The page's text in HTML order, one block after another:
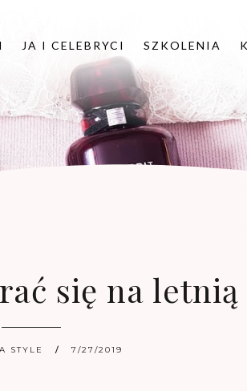
JA I CELEBRYCI SZKOLENIA
się na letnią
STYLE 7/27/2019